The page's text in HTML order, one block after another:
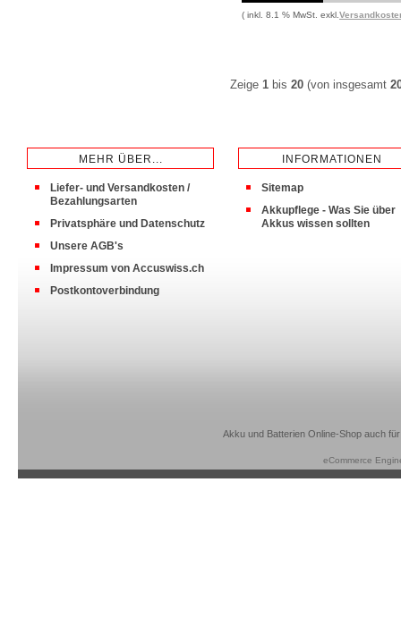
( inkl. 8.1 % MwSt. exkl.
Zeige 1 bis 20 (von insgesamt
MEHR ÜBER...
Liefer- und Versandkosten /
Bezahlungsarten
Privatsphäre und Datenschutz
Unsere AGB's
Impressum von Accuswiss.ch
Postkontoverbindung
INFORMATIONEN
Sitemap
Akkupflege - Was Sie über
Akkus wissen sollten
Akku und Batterien Online-Shop auch
eCommerce